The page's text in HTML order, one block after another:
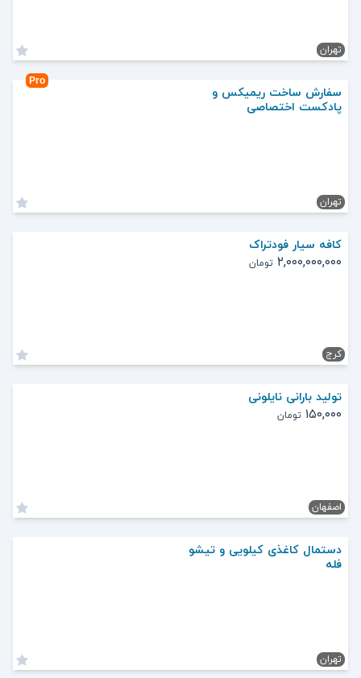
تهران
Pro
سفارش ساخت ریمیکس و
پادکست اختصاصی
تهران
کافه سیار فودتراک
۲,۰۰۰,۰۰۰,۰۰۰ تومان
کرج
تولید بارانی نایلونی
۱۵۰,۰۰۰ تومان
اصفهان
دستمال کاغذی کیلویی و تیشو
فله
تهران